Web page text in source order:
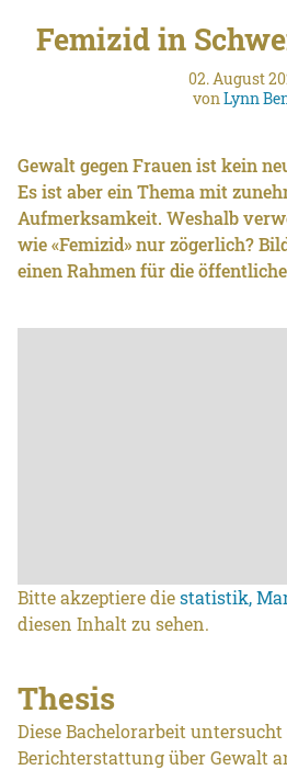
Femizid in
02. August
vonLynn
Gewalt gegen Frauen ist kein
Es ist aber ein Thema mit
Aufmerksamkeit. Weshalb
wie «Femizid» nur zögerlich?
einen Rahmen für die
Bitte akzeptiere diestatistik,
diesen Inhalt zu sehen.
Thesis
Diese Bachelorarbeit
Berichterstattung über Gewalt